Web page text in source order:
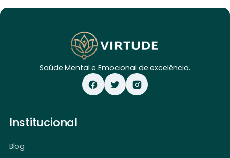
Saúde Mental e Emocional de excelência.
Institucional
Blog